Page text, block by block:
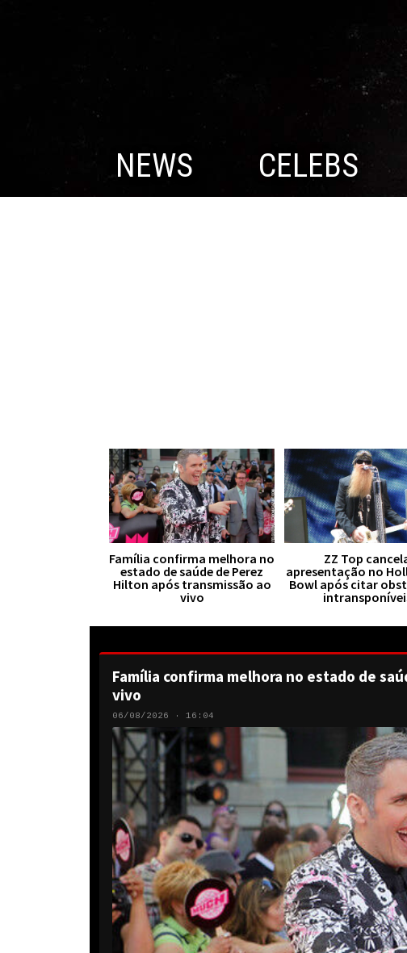
NEWS CELEBS
Família confirma melhora no
estado de saúde de Perez
Hilton após transmissão ao
vivo
ZZ Top
apresentação no
Bowl após citar
Família confirma melhora no estado de
vivo
06/08/2026 · 16:04